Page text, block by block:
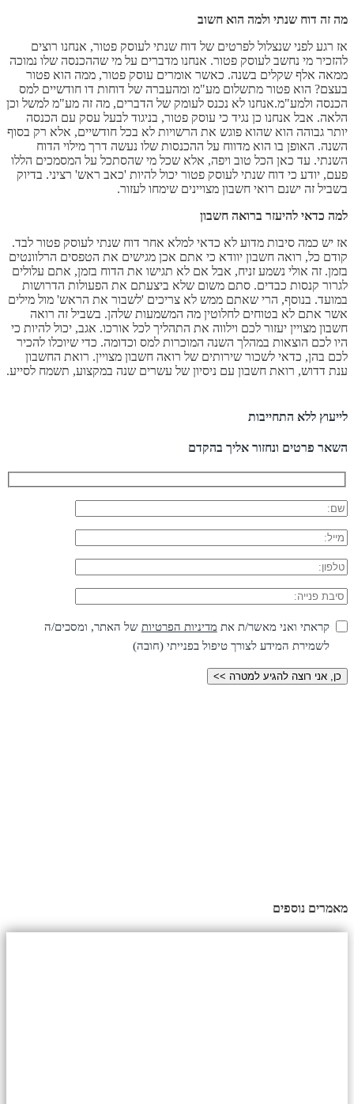
מה זה דוח שנתי ולמה הוא חשוב
אז רגע לפני שנצלול לפרטים של דוח שנתי לעוסק פטור, אנחנו רוצים
להזכיר מי נחשב לעוסק פטור. אנחנו מדברים על מי שההכנסה שלו נמוכה
ממאה אלף שקלים בשנה. כאשר אומרים עוסק פטור, ממה הוא פטור
בעצם? הוא פטור מתשלום מע"מ ומהעברה של דוחות דו חודשיים למס
הכנסה ולמע"מ.אנחנו לא נכנס לעומק של הדברים, מה זה מע"מ למשל וכן
הלאה. אבל אנחנו כן נגיד כי עוסק פטור, בניגוד לבעל עסק עם הכנסה
יותר גבוהה הוא שהוא פוגש את הרשויות לא בכל חודשיים, אלא רק בסוף
השנה. האופן בו הוא מדווח על ההכנסות שלו נעשה דרך מילוי הדוח
השנתי. עד כאן הכל טוב ויפה, אלא שכל מי שהסתכל על המסמכים הללו
פעם, יודע כי דוח שנתי לעוסק פטור יכול להיות 'כאב ראש' רציני. בדיוק
בשביל זה ישנם רואי חשבון מצויינים שימחו לעזור.
למה כדאי להיעזר ברואה חשבון
אז יש כמה סיבות מדוע לא כדאי למלא אחר דוח שנתי לעוסק פטור לבד.
קודם כל, רואה חשבון יוודא כי אתם אכן מגישים את הטפסים הרלוונטים
בזמן. זה אולי נשמע זניח, אבל אם לא תגישו את הדוח בזמן, אתם עלולים
לגרור קנסות כבדים. סתם משום שלא ביצעתם את הפעולות הדרושות
במועד. בנוסף, הרי שאתם ממש לא צריכים 'לשבור את הראש' מול מילים
אשר אתם לא בטוחים לחלוטין מה המשמעות שלהן. בשביל זה רואה
חשבון מצויין יעזור לכם וילווה את התהליך לכל אורכו. אגב, יכול להיות כי
היו לכם הוצאות במהלך השנה המוכרות למס וכדומה. כדי שיוכלו להכיר
לכם בהן, כדאי לשכור שירותים של רואה חשבון מצויין. רואת החשבון
ענת דדוש, רואת חשבון עם ניסיון של עשרים שנה במקצוע, תשמח לסייע.
לייעוץ ללא התחייבות
השאר פרטים ונחזור אליך בהקדם
קראתי ואני מאשר/ת את מדיניות הפרטיות של האתר, ומסכים/ה
לשמירת המידע לצורך טיפול בפנייתי (חובה)
מאמרים נוספים